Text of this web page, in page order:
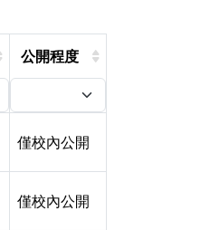
公開程度
僅校內公開
僅校內公開